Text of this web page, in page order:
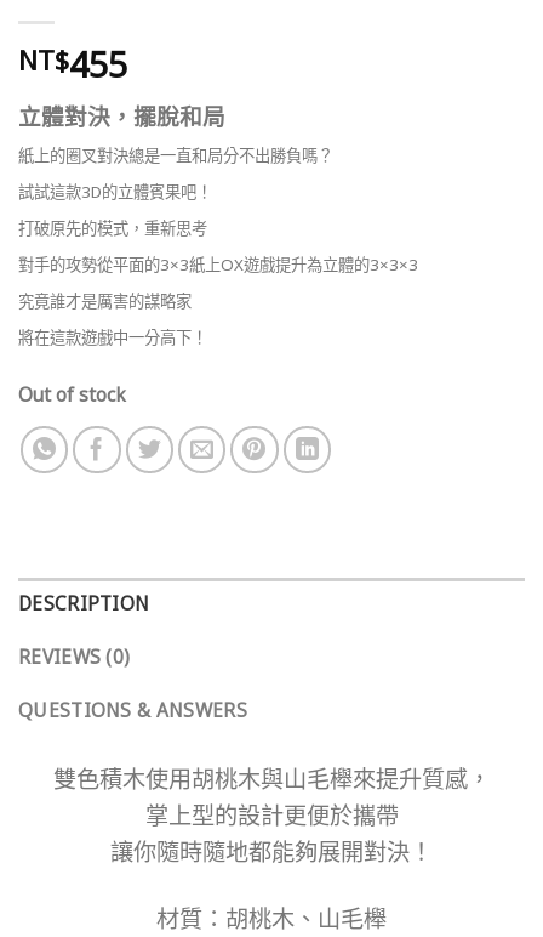
NT$455
立體對決，擺脫和局
紙上的圈叉對決總是一直和局分不出勝負嗎？
試試這款3D的立體賓果吧！
打破原先的模式，重新思考
對手的攻勢從平面的3×3紙上OX遊戲提升為立體的3×3×3
究竟誰才是厲害的謀略家
將在這款遊戲中一分高下！
Out of stock
DESCRIPTION
REVIEWS (0)
QUESTIONS & ANSWERS
雙色積木使用胡桃木與山毛櫸來提升質感，
掌上型的設計更便於攜帶
讓你隨時隨地都能夠展開對決！
材質：胡桃木、山毛櫸